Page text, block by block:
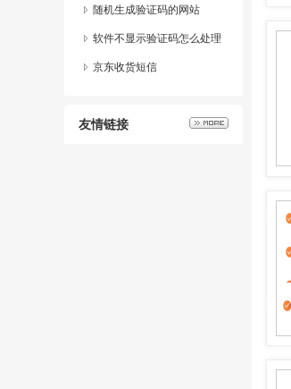
手机
随机生成验证码的网站
软件不显示验证码怎么处理
掉呢
京东收货短信
友情链接